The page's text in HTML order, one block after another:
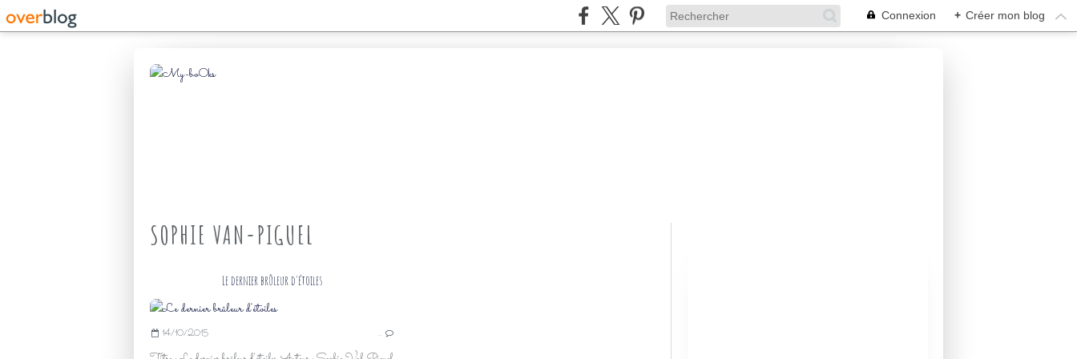
Connexion + Créer mon blog
SOPHIE VAN-PIGUEL
Le dernier brûleur d'étoiles
14/10/2015 …